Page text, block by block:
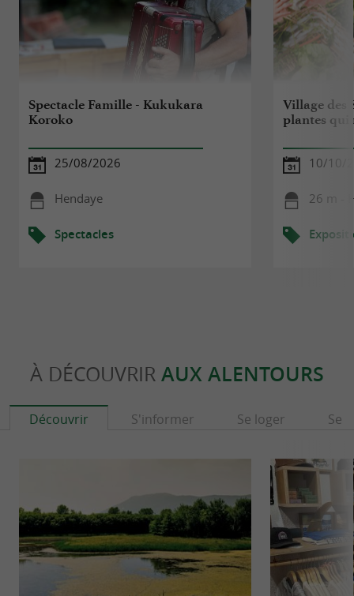
Spectacle Famille - Kukukara
Koroko
25/08/2026
Hendaye
Spectacles
Village des
plantes qui
10/10/
26 m -
À DÉCOUVRIR AUX ALENTOURS
Découvrir S'informer Se loger Se